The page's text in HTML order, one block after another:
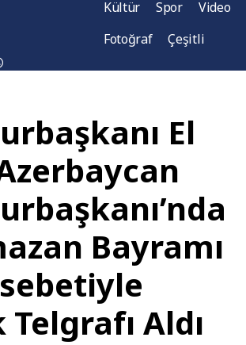
Kültür
Spor
Video
Fotoğraf
Çeşitli
El
Bayramı
Aldı